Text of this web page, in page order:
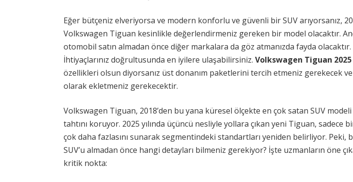
Eğer bütçeniz elveriyorsa ve modern konforlu ve güvenli bir SUV arıyorsanız,
Volkswagen Tiguan kesinlikle değerlendirmeniz gereken bir model olacaktır.
otomobil satın almadan önce diğer markalara da göz atmanızda fayda olacaktır.
İhtiyaçlarınız doğrultusunda en iyilere ulaşabilirsiniz.Volkswagen Tiguan 2025
özellikleri olsun diyorsanız üst donanım paketlerini tercih etmeniz gerekecek
olarak ekletmeniz gerekecektir.
Volkswagen Tiguan, 2018’den bu yana küresel ölçekte en çok satan SUV
tahtını koruyor. 2025 yılında üçüncü nesliyle yollara çıkan yeni Tiguan, sadece
çok daha fazlasını sunarak segmentindeki standartları yeniden belirliyor. Peki,
SUV’u almadan önce hangi detayları bilmeniz gerekiyor? İşte uzmanların öne
kritik nokta: